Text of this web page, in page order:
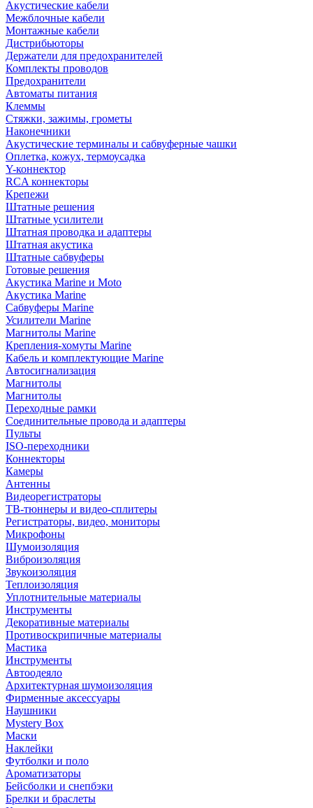
Акустические кабели
Межблочные кабели
Монтажные кабели
Дистрибьюторы
Держатели для предохранителей
Комплекты проводов
Предохранители
Автоматы питания
Клеммы
Стяжки, зажимы, грометы
Наконечники
Акустические терминалы и сабвуферные чашки
Оплетка, кожух, термоусадка
Y-коннектор
RCA коннекторы
Крепежи
Штатные решения
Штатные усилители
Штатная проводка и адаптеры
Штатная акустика
Штатные сабвуферы
Готовые решения
Акустика Marine и Moto
Акустика Marine
Сабвуферы Marine
Усилители Marine
Магнитолы Marine
Крепления-хомуты Marine
Кабель и комплектующие Marine
Автосигнализация
Магнитолы
Магнитолы
Переходные рамки
Соединительные провода и адаптеры
Пульты
ISO-переходники
Коннекторы
Камеры
Антенны
Видеорегистраторы
ТВ-тюннеры и видео-сплитеры
Регистраторы, видео, мониторы
Микрофоны
Шумоизоляция
Виброизоляция
Звукоизоляция
Теплоизоляция
Уплотнительные материалы
Инструменты
Декоративные материалы
Противоскрипичные материалы
Мастика
Инструменты
Автоодеяло
Архитектурная шумоизоляция
Фирменные аксессуары
Наушники
Mystery Box
Маски
Наклейки
Футболки и поло
Ароматизаторы
Бейсболки и снепбэки
Брелки и браслеты